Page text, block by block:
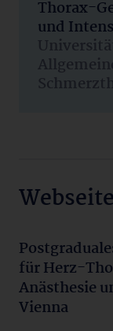
Thorax-
und
für Herz-
Anästhesie
Vienna